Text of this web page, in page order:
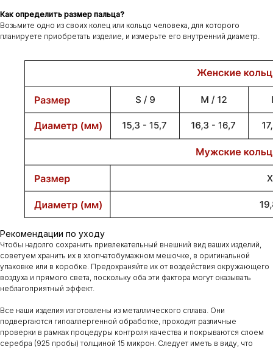
Как определить размер пальца?
Возьмите одно из своих колец или кольцо человека, для которого
планируете приобретать изделие, и измерьте его внутренний диаметр.
Рекомендации по уходу
Чтобы надолго сохранить привлекательный внешний вид ваших изделий,
советуем хранить их в хлопчатобумажном мешочке, в оригинальной
упаковке или в коробке. Предохраняйте их от воздействия окружающего
воздуха и прямого света, поскольку оба эти фактора могут оказывать
неблагоприятный эффект.
Все наши изделия изготовлены из металлического сплава. Они
подвергаются гипоаллергенной обработке, проходят различные
проверки в рамках процедуры контроля качества и покрываются слоем
серебра (925 пробы) толщиной 15 микрон. Следует иметь в виду, что